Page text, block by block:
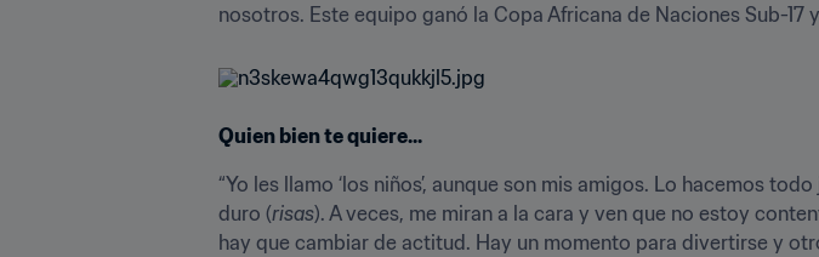
nosotros. Este equipo ganó la Copa Africana de Naciones Sub-17
Quien bien te quiere...
“Yo les llamo ‘los niños’, aunque son mis amigos. Lo hacemos
duro (risas). A veces, me miran a la cara y ven que no estoy
hay que cambiar de actitud. Hay un momento para divertirse y